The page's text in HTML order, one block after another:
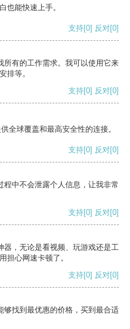
也能快速上手。
支持[0] 反对[0]
所有的工作需求。我可以使用它来
排等。
支持[0] 反对[0]
全球覆盖和最高安全性的连接。
支持[0] 反对[0]
中不会泄露个人信息，让我非常
支持[0] 反对[0]
器，无论是看视频、玩游戏还是工
担心网速卡顿了。
支持[0] 反对[0]
够找到最优惠的价格，买到最合适